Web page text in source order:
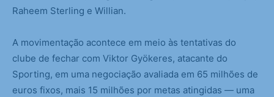
Raheem Sterling e Willian.
A movimentação acontece em meio às tentativas do
clube de fechar com Viktor Gyökeres, atacante do
Sporting, em uma negociação avaliada em 65 milhões de
euros fixos, mais 15 milhões por metas atingidas — uma